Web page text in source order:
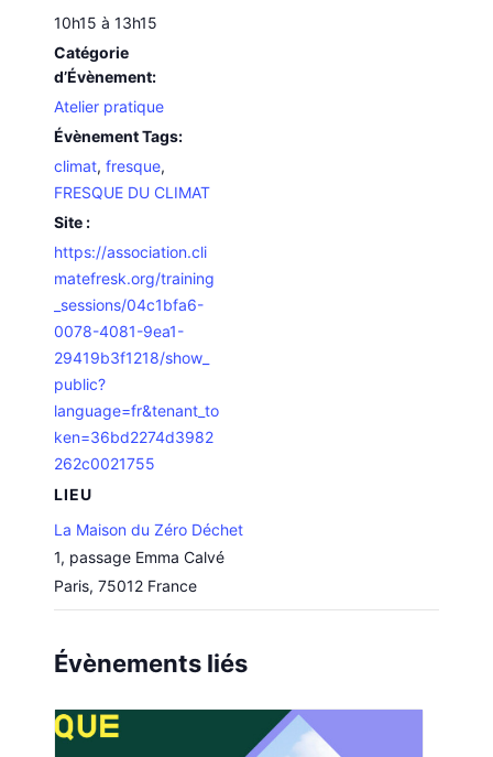
10h15 à 13h15
Catégorie
d’Évènement:
Atelier pratique
Évènement Tags:
climat,fresque,
FRESQUE DU CLIMAT
Site :
https://association.cli
matefresk.org/training
_sessions/04c1bfa6-
0078-4081-9ea1-
29419b3f1218/show_
public?
language=fr&tenant_to
ken=36bd2274d3982
262c0021755
LIEU
La Maison du Zéro Déchet
1, passage Emma Calvé
Paris, 75012 France
Évènements liés